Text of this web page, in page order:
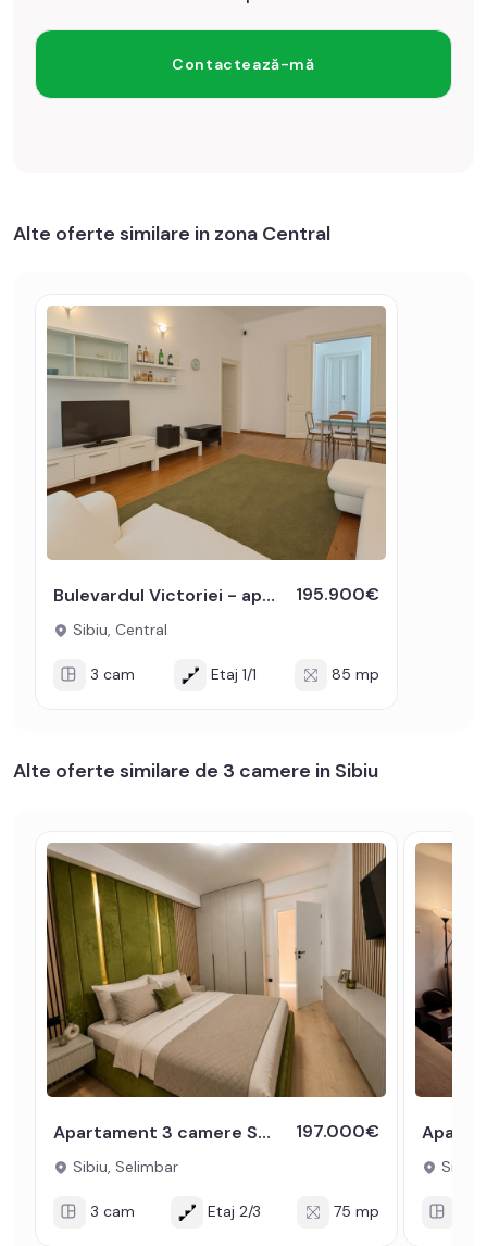
Alte oferte similare in zona Central
Bulevardul Victoriei - apartament 3 camere de vanzare curte garaj 195.900€
Sibiu, Central
3 cam Etaj 1/1 85 mp
Alte oferte similare de 3 camere in Sibiu
Apartament 3 camere Selimbar - Luminos modern premium 197.000€
Sibiu, Selimbar
3 cam Etaj 2/3 75 mp
Sibiu,